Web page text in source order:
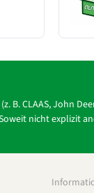
CLAAS, John
nicht explizit